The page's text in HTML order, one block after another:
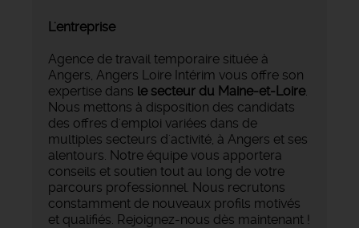
L'entreprise
Agence de travail temporaire située à
Angers, Angers Loire Intérim vous offre son
expertise dans le secteur du Maine-et-Loire.
Nous mettons à disposition des candidats
des offres d'emploi variées dans de
multiples secteurs d'activité, à Angers et ses
alentours. Notre équipe vous apportera
conseils et soutien tout au long de votre
parcours professionnel. Nous recrutons
constamment de nouveaux profils motivés
et qualifiés. Rejoignez-nous dès maintenant !